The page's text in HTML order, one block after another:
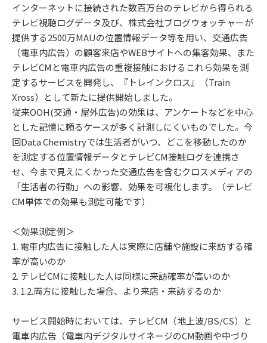
インターネットに接続された数百万台のテレビから得られる
テレビ視聴ログデータ及び、株式会社ブログウォッチャーが
提供する2500万MAUの位置情報データ等を用い、交通広告
（電車内広告）の顧客来店やWEBサイトへの集客効果、また
テレビCMと電車内広告の重複接触におけるこれら効果を測
定するサービスを開発し、『トレインクロス』（Train
Xross）として新たに提供開始しました。
従来OOH(交通・屋外広告)の効果は、アンケートなどを中心
とした記憶に頼るケースが多く計測しにくいものでした。今
回Data Chemistryでは生活者がいつ、どこを移動したのか
を測定する位置情報データとテレビCM接触ログを連携さ
せ、今まで見えにくかった交通広告を含むクロスメディアの
「生活者の行動」への影響、効果を可視化します。（テレビ
CM単体での効果も測定可能です）
＜効果測定例＞
1. 電車内広告に接触した人は実際に店舗や施設に来訪する確
率が高いのか
2. テレビCMに接触した人は同様に来訪確率が高いのか
3. 1.2.両方に接触した場合、より来店・来訪するのか
サービス開始時においては、テレビCM（地上波/BS/CS）と
電車内広告（電車内デジタルサイネージのCM動画や中づり